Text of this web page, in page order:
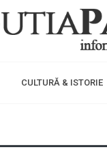
CULTURĂ & ISTORIE